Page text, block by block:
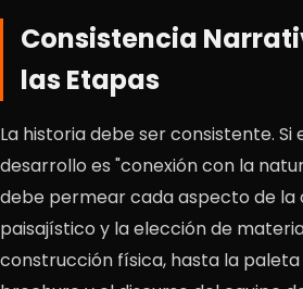
Consistencia
las Etapas
La historia debe ser consistente.
desarrollo es "conexión con la
debe permear cada aspecto de la
paisajístico y la elección de
construcción física, hasta la